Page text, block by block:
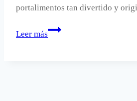
portalimentos tan divertido y
Leer más
Un